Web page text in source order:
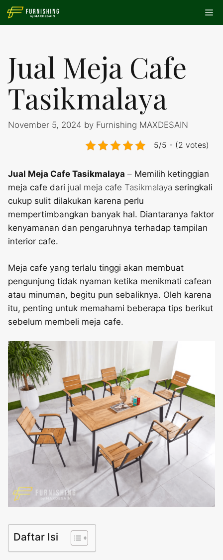
Skip
Jual Meja Cafe
Tasikmalaya
November 5, 2024 by Furnishing MAXDESAIN
5/5 - (2 votes)
Jual Meja Cafe Tasikmalaya – Memilih ketinggian
meja cafe dari jual meja cafe Tasikmalaya seringkali
cukup sulit dilakukan karena perlu
mempertimbangkan banyak hal. Diantaranya faktor
kenyamanan dan pengaruhnya terhadap tampilan
interior cafe.
Meja cafe yang terlalu tinggi akan membuat
pengunjung tidak nyaman ketika menikmati cafean
atau minuman, begitu pun sebaliknya. Oleh karena
itu, penting untuk memahami beberapa tips berikut
sebelum membeli meja cafe.
Daftar Isi